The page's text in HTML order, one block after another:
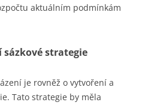
aktuálním podmínkám
strategie
je rovněž o vytvoření a
Tato strategie by měla